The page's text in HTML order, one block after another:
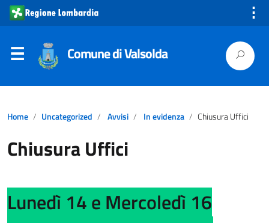
⋮
Comune di Valsolda
Home Uncategorized Avvisi In evidenza Chiusura Uffici
Chiusura Uffici
Lunedì 14 e Mercoledì 16